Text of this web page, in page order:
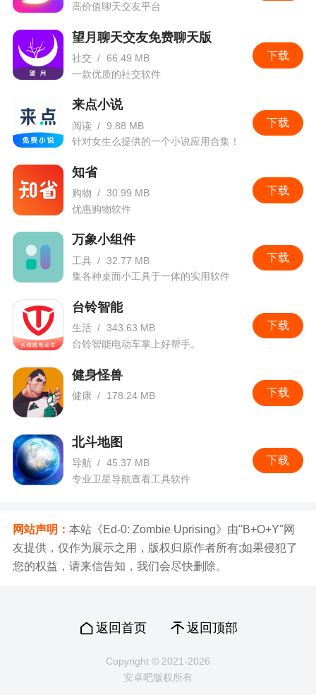
高价值聊天交友平台
下载
望月聊天交友免费聊天版
社交 / 66.49 MB
一款优质的社交软件
下载
来点小说
阅读 / 9.88 MB
针对女生么提供的一个小说应用合集！
下载
知省
购物 / 30.99 MB
优惠购物软件
下载
万象小组件
工具 / 32.77 MB
集各种桌面小工具于一体的实用软件
下载
台铃智能
生活 / 343.63 MB
台铃智能电动车掌上好帮手。
下载
健身怪兽
健康 / 178.24 MB
下载
北斗地图
导航 / 45.37 MB
专业卫星导航查看工具软件
网站声明： 本站《Ed-0: Zombie Uprising》由"B+O+Y"网
友提供，仅作为展示之用，版权归原作者所有;如果侵犯了
您的权益，请来信告知，我们会尽快删除。
返回首页 返回顶部
Copyright © 2021-2026
安卓吧版权所有